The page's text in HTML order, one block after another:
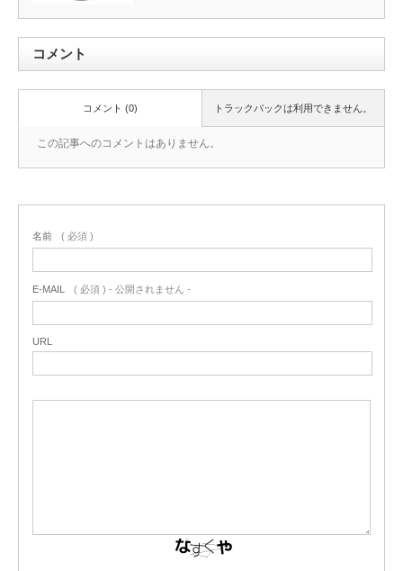
コメント
トラックバックは利用できません。
コメント (0)
この記事へのコメントはありません。
名前 ( 必須 )
E-MAIL ( 必須 ) - 公開されません -
URL